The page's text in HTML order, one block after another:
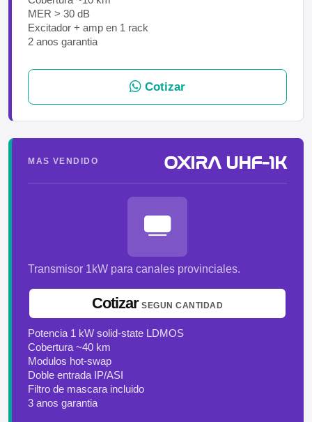
MER > 30 dB
Excitador + amp en 1 rack
2 anos garantia
Cotizar
MAS VENDIDO OXIRA UHF-1K
Transmisor 1kW para canales provinciales.
Cotizar SEGUN CANTIDAD
Potencia 1 kW solid-state LDMOS
Cobertura ~40 km
Modulos hot-swap
Doble entrada IP/ASI
Filtro de mascara incluido
3 anos garantia